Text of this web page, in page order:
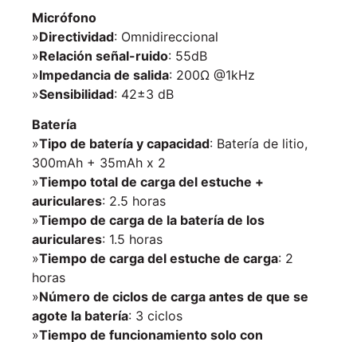
Micrófono
»Directividad: Omnidireccional
»Relación señal-ruido: 55dB
»Impedancia de salida: 200Ω @1kHz
»Sensibilidad: 42±3 dB
Batería
»Tipo de batería y capacidad: Batería de litio,
300mAh + 35mAh x 2
»Tiempo total de carga del estuche +
auriculares: 2.5 horas
»Tiempo de carga de la batería de los
auriculares: 1.5 horas
»Tiempo de carga del estuche de carga: 2
horas
»Número de ciclos de carga antes de que se
agote la batería: 3 ciclos
»Tiempo de funcionamiento solo con